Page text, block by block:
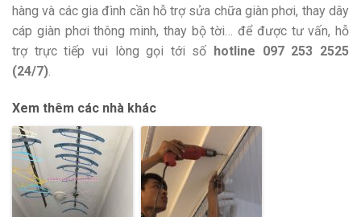
hàng và các gia đình cần hỗ trợ sửa chữa giàn phơi, thay dây
cáp giàn phơi thông minh, thay bộ tời… để được tư vấn, hỗ
trợ trực tiếp vui lòng gọi tới số
hotline 097 253 2525
(24/7).
Xem thêm các nhà khác